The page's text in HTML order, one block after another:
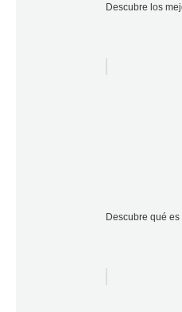
Descubre los
Descubre qué